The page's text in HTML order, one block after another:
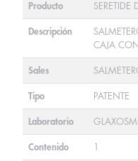
Producto SERETIDE
Descripción
CAJA
Sales
Tipo PATENTE
Laboratorio
Contenido 1